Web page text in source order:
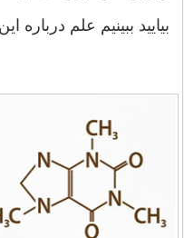
بیایید ببینیم علم درباره